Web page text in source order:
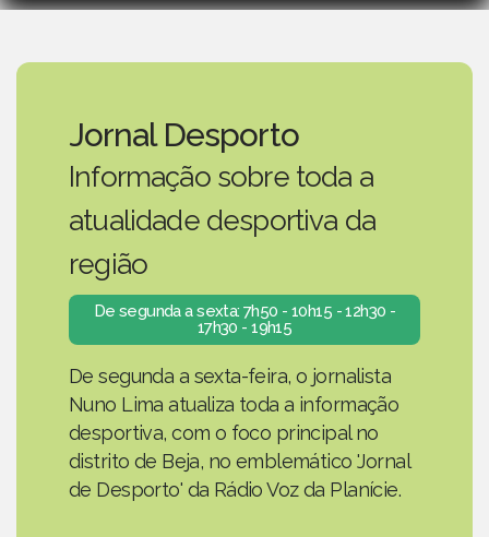
Jornal Desporto
Informação sobre toda a
atualidade desportiva da
região
De segunda a sexta: 7h50 - 10h15 - 12h30 -
17h30 - 19h15
De segunda a sexta-feira, o jornalista
Nuno Lima atualiza toda a informação
desportiva, com o foco principal no
distrito de Beja, no emblemático 'Jornal
de Desporto' da Rádio Voz da Planície.